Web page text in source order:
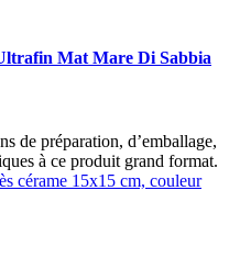
Mat Mare Di Sabbia
de préparation, d’emballage,
à ce produit grand format.